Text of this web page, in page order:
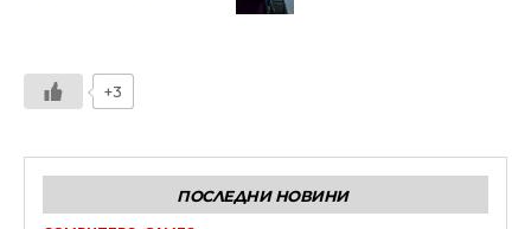
+3
ПОСЛЕДНИ НОВИНИ